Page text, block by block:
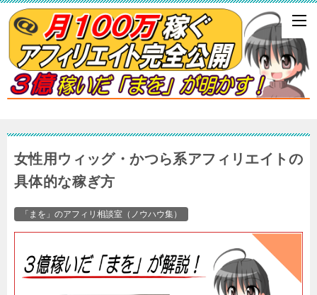
女性用ウィッグ・かつら系アフィリエイトの
具体的な稼ぎ方
「まを」のアフィリ相談室（ノウハウ集）